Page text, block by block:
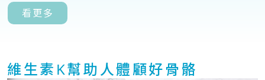
看更多
維生素K幫助人體顧好骨骼